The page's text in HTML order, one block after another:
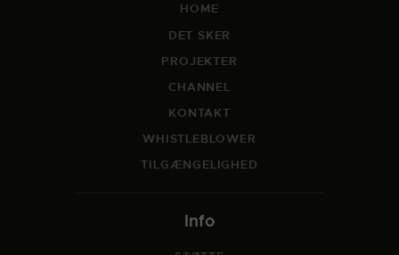
HOME
DET SKER
PROJEKTER
CHANNEL
KONTAKT
WHISTLEBLOWER
TILGÆNGELIGHED
Info